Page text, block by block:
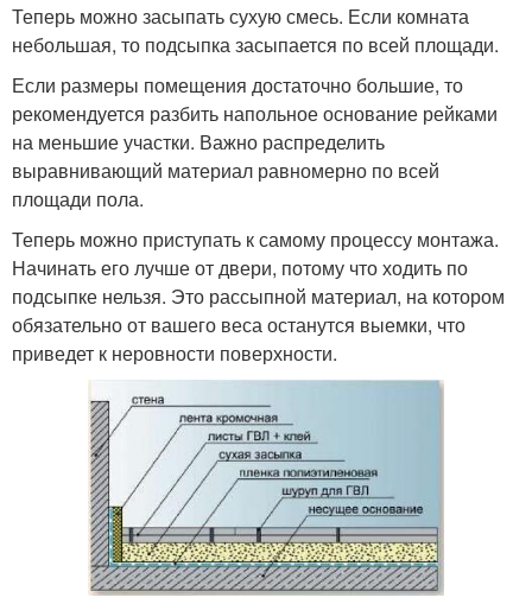
Теперь можно засыпать сухую смесь. Если комната
небольшая, то подсыпка засыпается по всей площади.
Если размеры помещения достаточно большие, то
рекомендуется разбить напольное основание рейками
на меньшие участки. Важно распределить
выравнивающий материал равномерно по всей
площади пола.
Теперь можно приступать к самому процессу монтажа.
Начинать его лучше от двери, потому что ходить по
подсыпке нельзя. Это рассыпной материал, на котором
обязательно от вашего веса останутся выемки, что
приведет к неровности поверхности.